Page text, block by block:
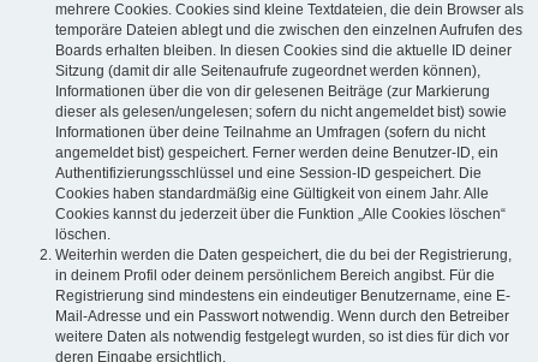
mehrere Cookies. Cookies sind kleine Textdateien, die dein Browser als
temporäre Dateien ablegt und die zwischen den einzelnen Aufrufen des
Boards erhalten bleiben. In diesen Cookies sind die aktuelle ID deiner
Sitzung (damit dir alle Seitenaufrufe zugeordnet werden können),
Informationen über die von dir gelesenen Beiträge (zur Markierung
dieser als gelesen/ungelesen; sofern du nicht angemeldet bist) sowie
Informationen über deine Teilnahme an Umfragen (sofern du nicht
angemeldet bist) gespeichert. Ferner werden deine Benutzer-ID, ein
Authentifizierungsschlüssel und eine Session-ID gespeichert. Die
Cookies haben standardmäßig eine Gültigkeit von einem Jahr. Alle
Cookies kannst du jederzeit über die Funktion „Alle Cookies löschen“
löschen.
Weiterhin werden die Daten gespeichert, die du bei der Registrierung,
in deinem Profil oder deinem persönlichem Bereich angibst. Für die
Registrierung sind mindestens ein eindeutiger Benutzername, eine E-
Mail-Adresse und ein Passwort notwendig. Wenn durch den Betreiber
weitere Daten als notwendig festgelegt wurden, so ist dies für dich vor
deren Eingabe ersichtlich.